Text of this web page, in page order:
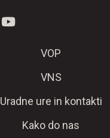
VOP
VNS
Uradne ure in kontakti
Kako do nas